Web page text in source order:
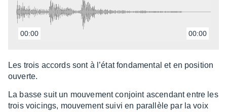
00:00 00:00
Les trois accords sont à l’état fonda­men­tal et en posi­tion
ouverte.
La basse suit un mouve­ment conjoint ascen­dant entre les
trois voicings, mouve­ment suivi en paral­lèle par la voix